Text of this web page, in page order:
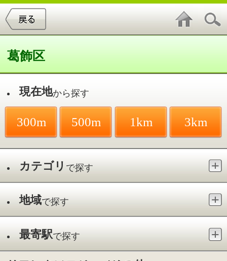
現在地
300m 500m
カテゴリ
最寄駅 で探す
2件中1～2件を表示
カイロプラクティック PAW
●整体・カイロ●リフレクソロジー●リン
パマッサージ